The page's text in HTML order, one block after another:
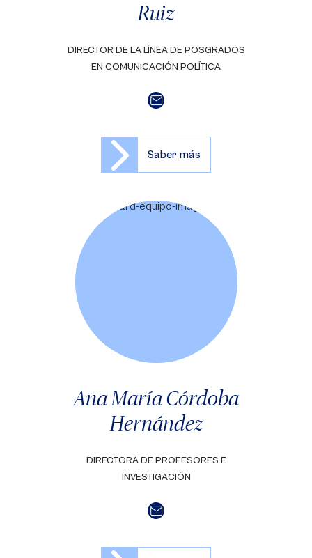
Ruiz
DIRECTOR DE LA LÍNEA DE POSGRADOS
EN COMUNICACIÓN POLÍTICA
Saber más
Ana María Córdoba
Hernández
DIRECTORA DE PROFESORES E
INVESTIGACIÓN